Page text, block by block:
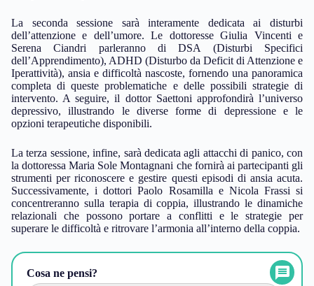
La seconda sessione sarà interamente dedicata ai disturbi
dell’attenzione e dell’umore. Le dottoresse Giulia Vincenti e
Serena Ciandri parleranno di DSA (Disturbi Specifici
dell’Apprendimento), ADHD (Disturbo da Deficit di Attenzione e
Iperattività), ansia e difficoltà nascoste, fornendo una panoramica
completa di queste problematiche e delle possibili strategie di
intervento. A seguire, il dottor Saettoni approfondirà l’universo
depressivo, illustrando le diverse forme di depressione e le
opzioni terapeutiche disponibili.
La terza sessione, infine, sarà dedicata agli attacchi di panico, con
la dottoressa Maria Sole Montagnani che fornirà ai partecipanti gli
strumenti per riconoscere e gestire questi episodi di ansia acuta.
Successivamente, i dottori Paolo Rosamilla e Nicola Frassi si
concentreranno sulla terapia di coppia, illustrando le dinamiche
relazionali che possono portare a conflitti e le strategie per
superare le difficoltà e ritrovare l’armonia all’interno della coppia.
Cosa ne pensi?